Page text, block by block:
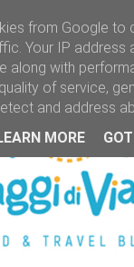
from Google to
Your IP address
along with
of service,
and address
MORE